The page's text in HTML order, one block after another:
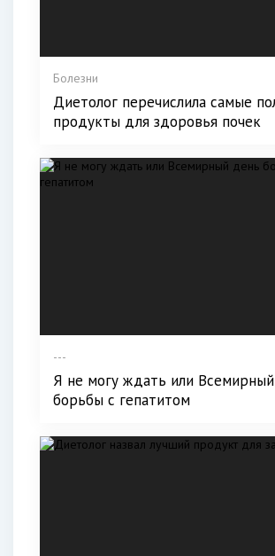
Болезни
Диетолог перечислила самые
продукты для здоровья почек
---
Я не могу ждать или
борьбы с гепатитом